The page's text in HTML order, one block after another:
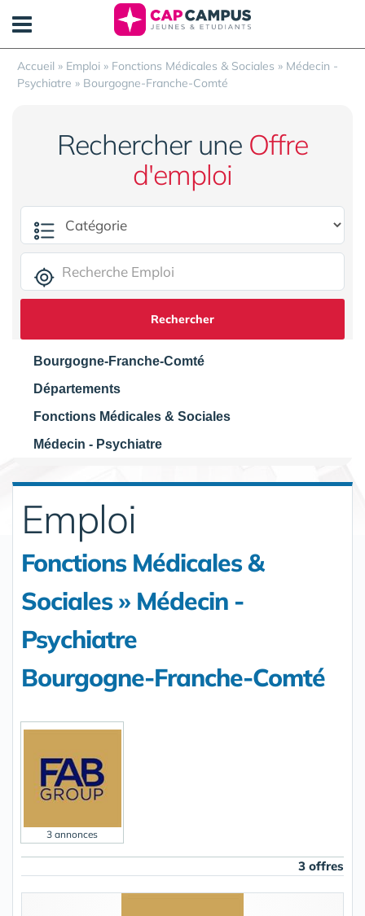
Accueil » Emploi » Fonctions Médicales & Sociales » Médecin -
Psychiatre » Bourgogne-Franche-Comté
Rechercher une Offre
d'emploi
Rechercher
Bourgogne-Franche-Comté
Départements
Fonctions Médicales & Sociales
Médecin - Psychiatre
Emploi
Fonctions Médicales &
Sociales » Médecin -
Psychiatre
Bourgogne-Franche-Comté
3 annonces
3 offres
Panneau de gestion des cookies